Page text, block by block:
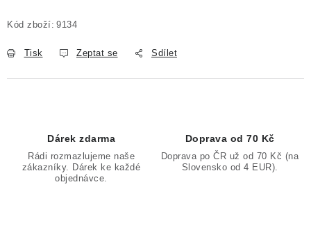
Kód zboží: 9134
Tisk Zeptat se Sdílet
Dárek zdarma
Rádi rozmazlujeme naše
zákazníky. Dárek ke každé
objednávce.
Doprava od 70 Kč
Doprava po ČR už od 70 Kč (na
Slovensko od 4 EUR).